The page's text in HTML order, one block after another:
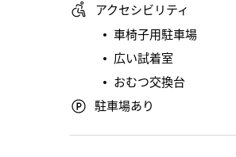
アクセシビリティ
車椅子用駐車場
広い試着室
おむつ交換台
駐車場あり